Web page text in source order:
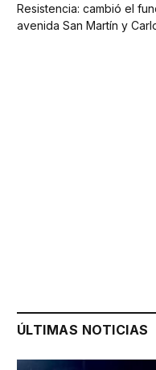
Resistencia: cambió el
avenida San Martín y
ÚLTIMAS NOTICIAS